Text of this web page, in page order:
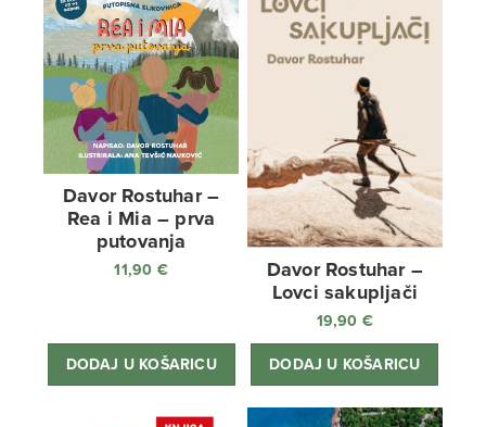
Davor Rostuhar –
Rea i Mia – prva
putovanja
11,90 €
DODAJ U KOŠARICU
Davor Rostuhar –
Lovci sakupljači
19,90 €
DODAJ U KOŠARICU